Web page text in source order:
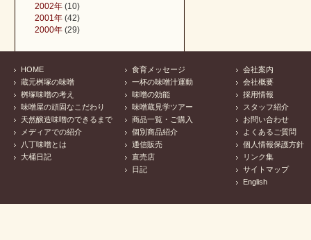
2002年 (10)
2001年 (42)
2000年 (29)
HOME
蔵元桝塚の味噌
桝塚味噌の考え
味噌屋の頑固なこだわり
天然醸造味噌のできるまで
メディアでの紹介
八丁味噌とは
大桶日記
食育メッセージ
一杯の味噌汁運動
味噌の効能
味噌蔵見学ツアー
商品一覧・ご購入
個別商品紹介
通信販売
直売店
日記
会社案内
会社概要
採用情報
スタッフ紹介
お問い合わせ
よくあるご質問
個人情報保護方針
リンク集
サイトマップ
English